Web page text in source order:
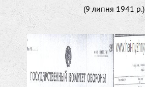
(9 липня 1941 р.)